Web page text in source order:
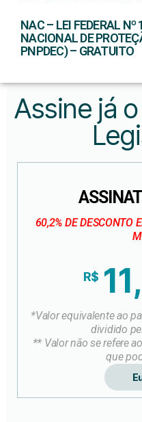
NAC – LEI FEDERAL
NACIONAL DE
PNPDEC) – GRATUITO
Assine já
60,2% DE DESCONTO
R$
*Valor equivalente ao
dividido
** Valor não se refere
que